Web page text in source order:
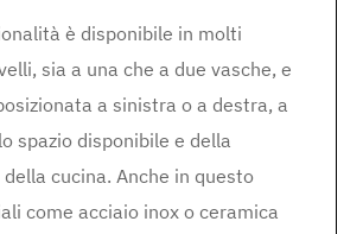
è disponibile in molti
sia a una che a due vasche, e
a sinistra o a destra, a
spazio disponibile e della
cucina. Anche in questo
come acciaio inox o ceramica